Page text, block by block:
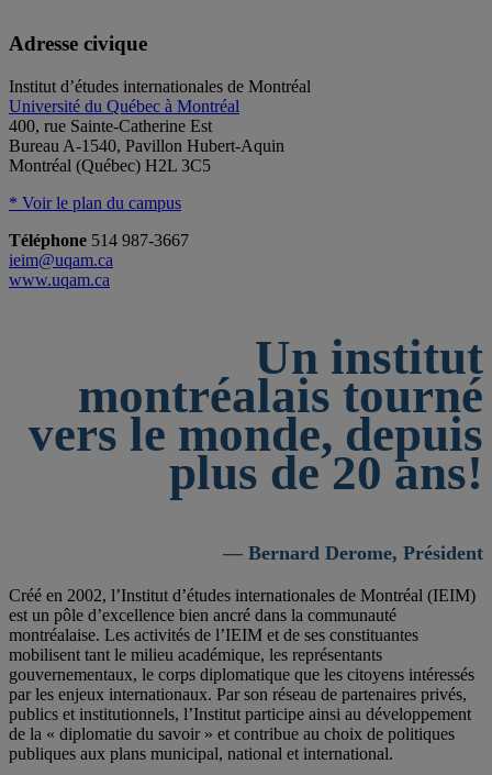
Adresse civique
Institut d’études internationales de Montréal
Université du Québec à Montréal
400, rue Sainte-Catherine Est
Bureau A-1540, Pavillon Hubert-Aquin
Montréal (Québec) H2L 3C5
* Voir le plan du campus
Téléphone 514 987-3667
ieim@uqam.ca
www.uqam.ca
Un institut
montréalais tourné
vers le monde, depuis
plus de 20 ans!
— Bernard Derome, Président
Créé en 2002, l’Institut d’études internationales de Montréal (IEIM)
est un pôle d’excellence bien ancré dans la communauté
montréalaise. Les activités de l’IEIM et de ses constituantes
mobilisent tant le milieu académique, les représentants
gouvernementaux, le corps diplomatique que les citoyens intéressés
par les enjeux internationaux. Par son réseau de partenaires privés,
publics et institutionnels, l’Institut participe ainsi au développement
de la « diplomatie du savoir » et contribue au choix de politiques
publiques aux plans municipal, national et international.